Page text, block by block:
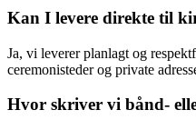
Kan I levere direkte til
Ja, vi leverer planlagt og
ceremonisteder og private
Hvor skriver vi bånd-